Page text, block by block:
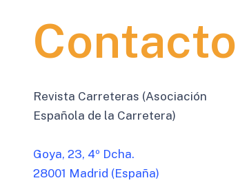
Contacto
Revista Carreteras (Asociación
Española de la Carretera)
Goya, 23, 4º Dcha.
28001 Madrid (España)